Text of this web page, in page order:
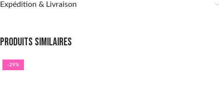
Expédition & Livraison
Produits similaires
-29%